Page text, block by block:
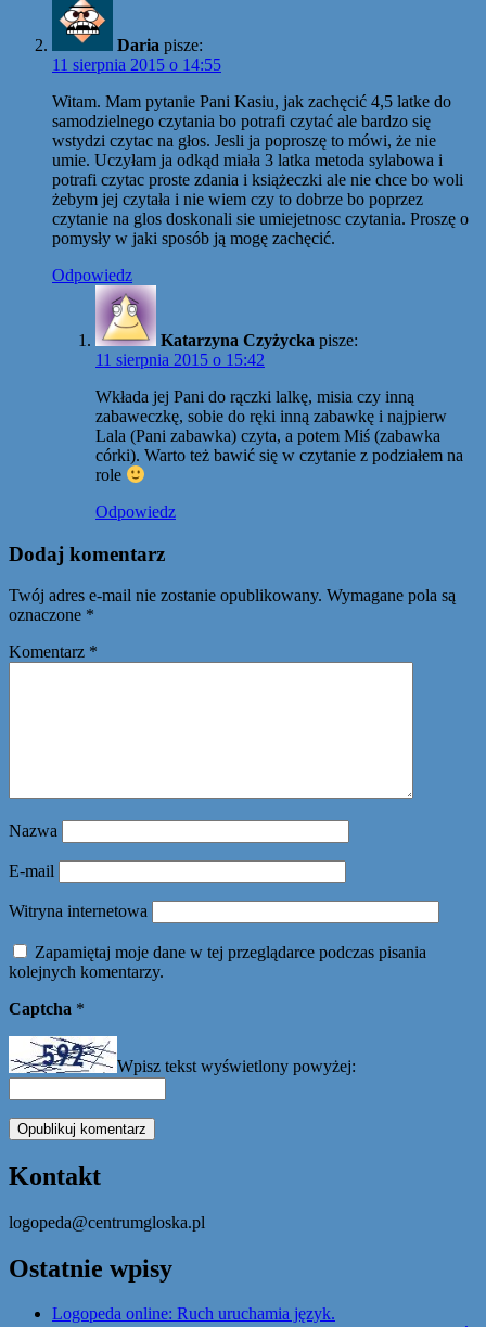
Daria pisze:
11 sierpnia 2015 o 14:55
Witam. Mam pytanie Pani Kasiu, jak zachęcić 4,5 latke do
samodzielnego czytania bo potrafi czytać ale bardzo się
wstydzi czytac na głos. Jesli ja poproszę to mówi, że nie
umie. Uczyłam ja odkąd miała 3 latka metoda sylabowa i
potrafi czytac proste zdania i książeczki ale nie chce bo woli
żebym jej czytała i nie wiem czy to dobrze bo poprzez
czytanie na glos doskonali sie umiejetnosc czytania. Proszę o
pomysły w jaki sposób ją mogę zachęcić.
Odpowiedz
Katarzyna Czyżycka pisze:
11 sierpnia 2015 o 15:42
Wkłada jej Pani do rączki lalkę, misia czy inną
zabaweczkę, sobie do ręki inną zabawkę i najpierw
Lala (Pani zabawka) czyta, a potem Miś (zabawka
córki). Warto też bawić się w czytanie z podziałem na
role
Odpowiedz
Dodaj komentarz
Twój adres e-mail nie zostanie opublikowany. Wymagane pola są
oznaczone *
Komentarz *
Nazwa
E-mail
Witryna internetowa
Zapamiętaj moje dane w tej przeglądarce podczas pisania
kolejnych komentarzy.
Captcha *
Wpisz tekst wyświetlony powyżej:
Kontakt
logopeda@centrumgloska.pl
Ostatnie wpisy
Logopeda online: Ruch uruchamia język.